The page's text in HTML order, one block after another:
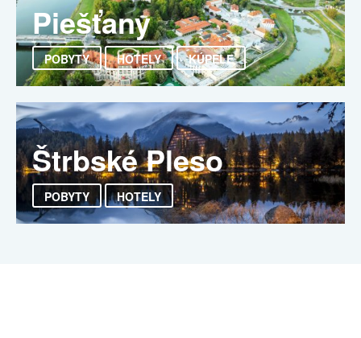
Piešťany
POBYTY HOTELY KÚPELE
Štrbské Pleso
POBYTY HOTELY